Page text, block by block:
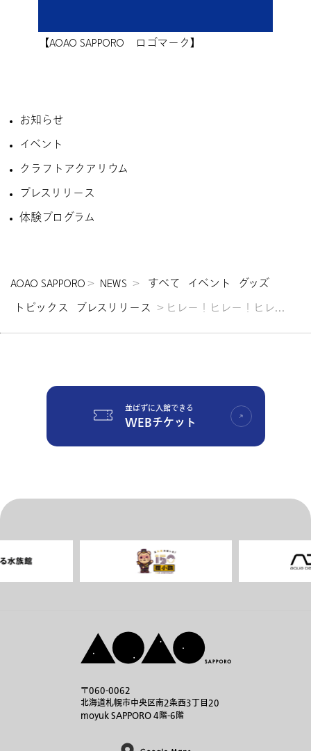
【AOAO SAPPORO ロゴマーク】
お知らせ
イベント
クラフトアクアリウム
プレスリリース
体験プログラム
AOAO SAPPORO ＞ NEWS ＞ すべて イベント グッズ
トピックス プレスリリース ＞ヒレー！ヒレー！ヒレ...
並ばずに入館できる
WEBチケット
〒060-0062
北海道札幌市中央区南2条西3丁目20
moyuk SAPPORO 4階-6階